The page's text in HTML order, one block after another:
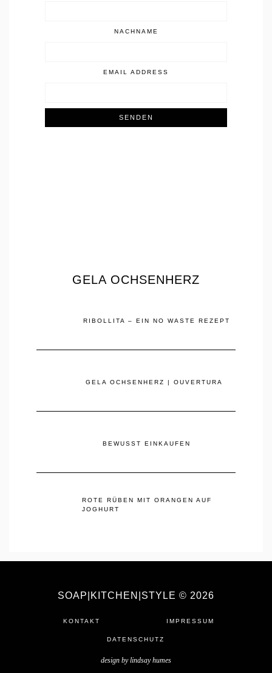
NACHNAME
EMAIL ADDRESS
GELA OCHSENHERZ
RIBOLLITA – EIN NO WASTE REZEPT
GELA OCHSENHERZ | OUVERTURA
BEWUSST EINKAUFEN
ROTE RÜBEN MIT ORANGEN AUF
JOGHURT
SOAP|KITCHEN|STYLE © 2026
KONTAKT IMPRESSUM
DATENSCHUTZ
design bylindsay humes